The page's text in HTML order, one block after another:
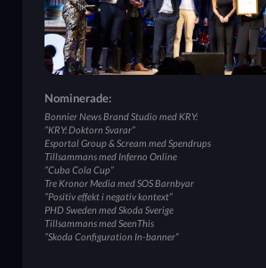
Nominerade:
Bonnier News Brand Studio med KRY:
”KRY: Doktorn Svarar”
Esportal Group & Scream med Spendrups
Tillsammans med Inferno Online
”Cuba Cola Cup”
Tre Kronor Media med SOS Barnbyar
”Positiv effekt i negativ kontext”
PHD Sweden med Skoda Sverige
Tillsammans med SeenThis
”Skoda Configuration In-banner”